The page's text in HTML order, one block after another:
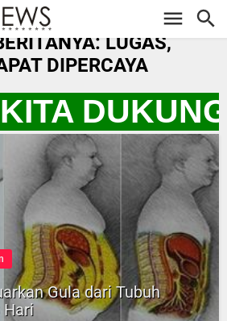
LUGAS,
DIPERCAYA
DUKUNG
Gula dari Tubuh
Hari